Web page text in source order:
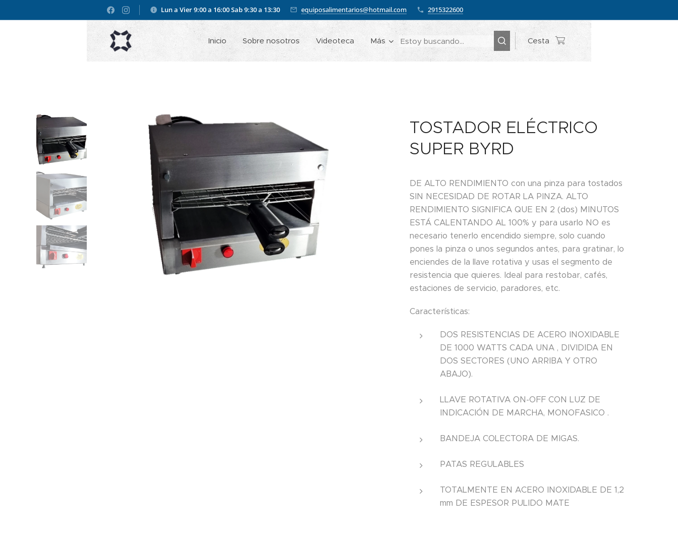
Lun a Vier 9:00 a 16:00Sab 9:30 a 13:30 equiposalimentarios@hotmail.com 2915322600
Inicio Sobre nosotros Videoteca Más Cesta
TOSTADOR ELÉCTRICO
SUPER BYRD
DE ALTO RENDIMIENTO con una pinza para tostados
SIN NECESIDAD DE ROTAR LA PINZA. ALTO
RENDIMIENTO SIGNIFICA QUE EN 2 (dos) MINUTOS
ESTÁ CALENTANDO AL 100% y para usarlo NO es
necesario tenerlo encendido siempre, solo cuando
pones la pinza o unos segundos antes, para gratinar, lo
enciendes de la llave rotativa y usas el segmento de
resistencia que quieres. Ideal para restobar, cafés,
estaciones de servicio, paradores, etc.
Características:
DOS RESISTENCIAS DE ACERO INOXIDABLE
DE 1000 WATTS CADA UNA , DIVIDIDA EN
DOS SECTORES (UNO ARRIBA Y OTRO
ABAJO).
LLAVE ROTATIVA ON-OFF CON LUZ DE
INDICACIÓN DE MARCHA, MONOFASICO .
BANDEJA COLECTORA DE MIGAS.
PATAS REGULABLES
TOTALMENTE EN ACERO INOXIDABLE DE 1,2
mm DE ESPESOR PULIDO MATE